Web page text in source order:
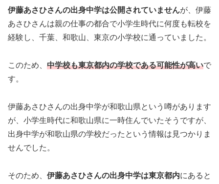
伊藤あさひさんの出身中学は公開されていませんが、伊藤
あさひさんは親の仕事の都合で小学生時代に何度も転校を
経験し、千葉、和歌山、東京の小学校に通っていました。
このため、 中学校も東京都内の学校である可能性が高いで
す。
伊藤あさひさんの出身中学が和歌山県という噂があります
が、小学生時代に和歌山県に一時住んでいたそうですが、
出身中学が和歌山県の学校だったという情報は見つかりま
せんでした。
そのため、 伊藤あさひさんの出身中学は東京都内にあると